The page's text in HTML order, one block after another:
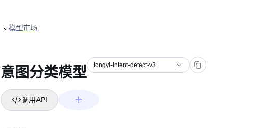
模型市场
意图分类模型 tongyi-intent-detect-v3
调用API